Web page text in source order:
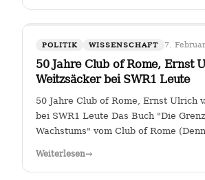
POLITIK WISSENSCHAFT 7.
50 Jahre Club of Rome, Ernst
Weitzsäcker bei SWR1 Leute
50 Jahre Club of Rome, Ernst Ulrich
bei SWR1 Leute Das Buch "Die
Wachstums" vom Club of Rome
Weiterlesen→